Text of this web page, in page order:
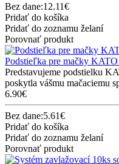
Bez dane:12.11€
Pridať do košíka
Pridať do zoznamu želaní
Porovnať produkt
Podstieľka pre mačky
Predstavujeme podstielku
poskytla vášmu mačaciemu
6.90€
Bez dane:5.61€
Pridať do košíka
Pridať do zoznamu želaní
Porovnať produkt